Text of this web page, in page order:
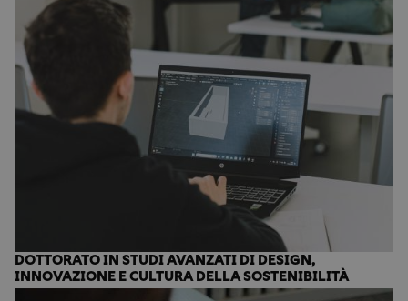
DOTTORATO IN STUDI AVANZATI DI DESIGN,
INNOVAZIONE E CULTURA DELLA SOSTENIBILITÀ